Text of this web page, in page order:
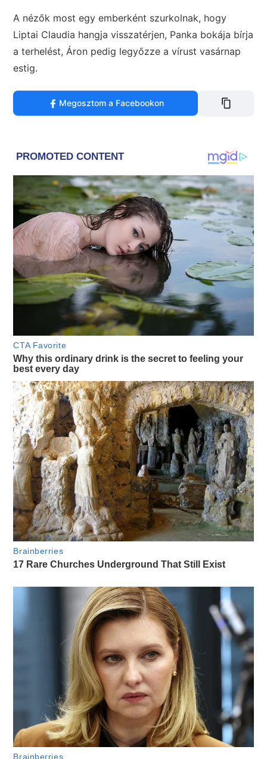
A nézők most egy emberként szurkolnak, hogy
Liptai Claudia hangja visszatérjen, Panka bokája bírja
a terhelést, Áron pedig legyőzze a vírust vasárnap
estig.
Megosztom a Facebookon